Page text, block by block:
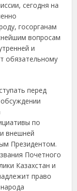
сегодня на
госорганам
вопросам
и
обязательному
перед
по
внешней
Президентом.
Почетного
Казахстан и
право